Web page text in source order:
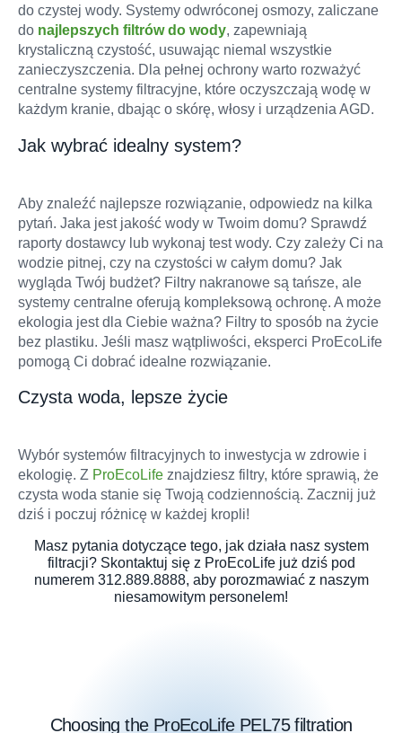
do czystej wody. Systemy odwróconej osmozy, zaliczane
do najlepszych filtrów do wody, zapewniają
krystaliczną czystość, usuwając niemal wszystkie
zanieczyszczenia. Dla pełnej ochrony warto rozważyć
centralne systemy filtracyjne, które oczyszczają wodę w
każdym kranie, dbając o skórę, włosy i urządzenia AGD.
Jak wybrać idealny system?
Aby znaleźć najlepsze rozwiązanie, odpowiedz na kilka
pytań. Jaka jest jakość wody w Twoim domu? Sprawdź
raporty dostawcy lub wykonaj test wody. Czy zależy Ci na
wodzie pitnej, czy na czystości w całym domu? Jak
wygląda Twój budżet? Filtry nakranowe są tańsze, ale
systemy centralne oferują kompleksową ochronę. A może
ekologia jest dla Ciebie ważna? Filtry to sposób na życie
bez plastiku. Jeśli masz wątpliwości, eksperci ProEcoLife
pomogą Ci dobrać idealne rozwiązanie.
Czysta woda, lepsze życie
Wybór systemów filtracyjnych to inwestycja w zdrowie i
ekologię. Z ProEcoLife znajdziesz filtry, które sprawią, że
czysta woda stanie się Twoją codziennością. Zacznij już
dziś i poczuj różnicę w każdej kropli!
Masz pytania dotyczące tego, jak działa nasz system
filtracji? Skontaktuj się z ProEcoLife już dziś pod
numerem 312.889.8888, aby porozmawiać z naszym
niesamowitym personelem!
Choosing the ProEcoLife PEL75 filtration